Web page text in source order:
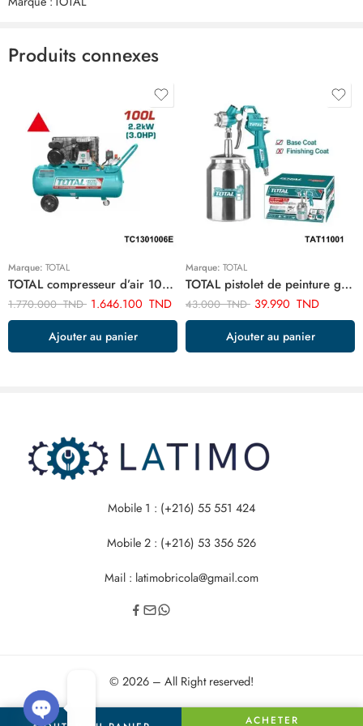
Il n'y a pas encore de critiques.
Produits connexes
Marque: TOTAL
TOTAL compresseur d’air 100 litres 3cv TC1301006E
1.770.000TND 1.646.100 TND
Ajouter au panier
Marque: TOTAL
TOTAL pistolet de peinture goude bas 1.5 mm 1000cc TAT11001
43.000TND 39.990 TND
Ajouter au panier
Mobile 1 : (+216) 55 551 424
Mobile 2 : (+216) 53 356 526
Mail : latimobricola@gmail.com
© 2026 – All Right reserved!
ACHETER